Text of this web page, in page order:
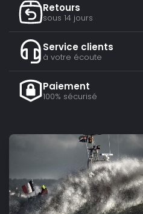
Retours
sous 14 jours
Service clients
à votre écoute
Paiement
100% sécurisé